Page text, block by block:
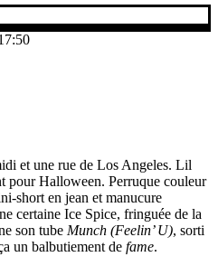
et une rue de Los Angeles. Lil
pour Halloween. Perruque couleur
short en jean et manucure
certaine Ice Spice, fringuée de la
son tube Munch (Feelin’ U), sorti
un balbutiement de fame.